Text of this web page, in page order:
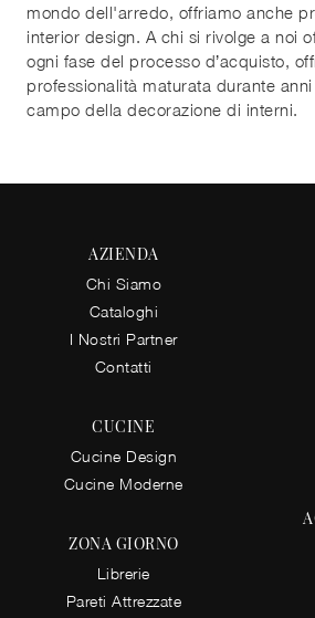
mondo dell'arredo, offriamo anche
interior design. A chi si rivolge a noi
ogni fase del processo d’acquisto,
professionalità maturata durante
campo della decorazione di interni.
AZIENDA
Chi Siamo
Cataloghi
I Nostri Partner
Contatti
CUCINE
Cucine Design
Cucine Moderne
ZONA GIORNO
Librerie
Pareti Attrezzate